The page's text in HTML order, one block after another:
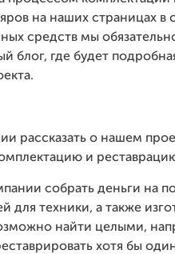
на наших страницах в
средств мы
блог, где будет
рассказать о нашем
и
собрать деньги на
для техники, а также
найти целыми,
хотя бы